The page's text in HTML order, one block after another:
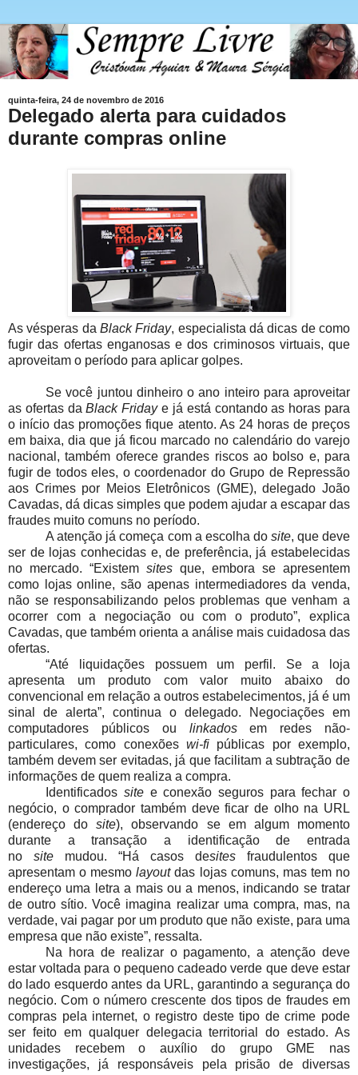
quinta-feira, 24 de novembro de 2016
Delegado alerta para cuidados
durante compras online
As vésperas da Black Friday, especialista dá dicas de como
fugir das ofertas enganosas e dos criminosos virtuais, que
aproveitam o período para aplicar golpes.
Se você juntou dinheiro o ano inteiro para aproveitar
as ofertas daBlack Fridaye já está contando as horas para
o início das promoções fique atento. As 24 horas de preços
em baixa, dia que já ficou marcado no calendário do varejo
nacional, também oferece grandes riscos ao bolso e, para
fugir de todos eles, o coordenador do Grupo de Repressão
aos Crimes por Meios Eletrônicos (GME), delegado João
Cavadas, dá dicas simples que podem ajudar a escapar das
fraudes muito comuns no período.
A atenção já começa com a escolha do site, que deve
ser de lojas conhecidas e, de preferência, já estabelecidas
no mercado. “Existem sites que, embora se apresentem
como lojas online, são apenas intermediadores da venda,
não se responsabilizando pelos problemas que venham a
ocorrer com a negociação ou com o produto”, explica
Cavadas, que também orienta a análise mais cuidadosa das
ofertas.
“Até liquidações possuem um perfil. Se a loja
apresenta um produto com valor muito abaixo do
convencional em relação a outros estabelecimentos, já é um
sinal de alerta”, continua o delegado. Negociações em
computadores públicos ou linkadosem redes não-
particulares, como conexões wi-fi públicas por exemplo,
também devem ser evitadas, já que facilitam a subtração de
informações de quem realiza a compra.
Identificados sitee conexão seguros para fechar o
negócio, o comprador também deve ficar de olho na URL
(endereço dosite), observando se em algum momento
durante a transação a identificação de entrada
no site mudou. “Há casos desites fraudulentos que
apresentam o mesmo layoutdas lojas comuns, mas tem no
endereço uma letra a mais ou a menos, indicando se tratar
de outro sítio. Você imagina realizar uma compra, mas, na
verdade, vai pagar por um produto que não existe, para uma
empresa que não existe”, ressalta.
Na hora de realizar o pagamento, a atenção deve
estar voltada para o pequeno cadeado verde que deve estar
do lado esquerdo antes da URL, garantindo a segurança do
negócio. Com o número crescente dos tipos de fraudes em
compras pela internet, o registro deste tipo de crime pode
ser feito em qualquer delegacia territorial do estado. As
unidades recebem o auxílio do grupo GME nas
investigações, já responsáveis pela prisão de diversas